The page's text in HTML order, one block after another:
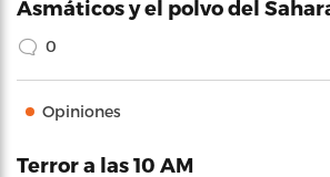
Asmáticos y el polvo del
0
Opiniones
Terror a las 10 AM